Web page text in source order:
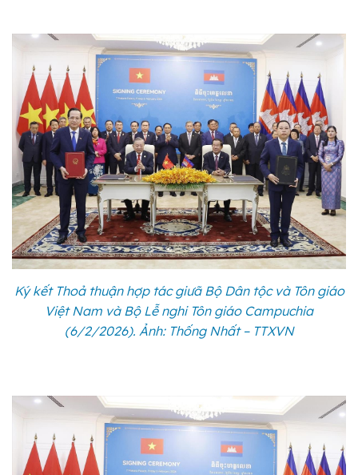
Ký kết Thoả thuận hợp tác giưã Bộ Dân tộc và Tôn giáo
Việt Nam và Bộ Lễ nghi Tôn giáo Campuchia
(6/2/2026). Ảnh: Thống Nhất – TTXVN